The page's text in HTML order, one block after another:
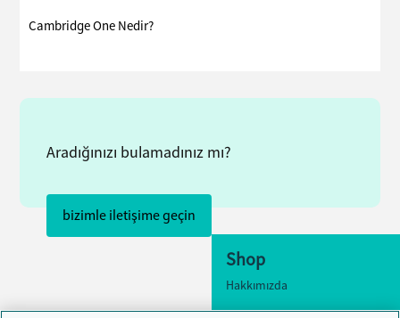
Cambridge One Nedir?
Aradığınızı bulamadınız mı?
bizimle iletişime geçin
Shop
Hakkımızda